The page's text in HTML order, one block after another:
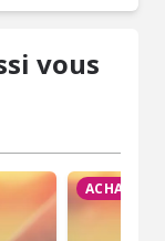
vous
ACHAT